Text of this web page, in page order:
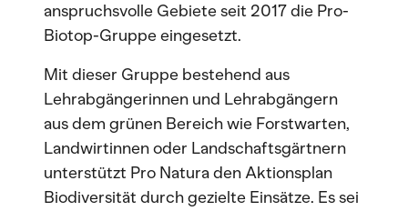
anspruchsvolle Gebiete seit 2017 die Pro-
Biotop-Gruppe eingesetzt.
Mit dieser Gruppe bestehend aus
Lehrabgängerinnen und Lehrabgängern
aus dem grünen Bereich wie Forstwarten,
Landwirtinnen oder Landschaftsgärtnern
unterstützt Pro Natura den Aktionsplan
Biodiversität durch gezielte Einsätze. Es sei